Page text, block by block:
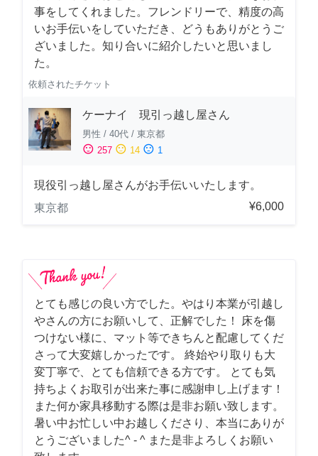
事をしてくれました。フレンドリーで、精度の高
いお手伝いをしていただき、どうもありがとうご
ざいました。知り合いに紹介したいと思いまし
た。
依頼されたチケット
ケーナイ 現引っ越し屋さん
男性 / 40代 / 東京都
sentiment_satisfied 257 sentiment_neutral 14 sentiment_dissatisfied 1
現役引っ越し屋さんがお手伝いいたします。
東京都
¥6,000
とても感じの良い方でした。やはり本業が引越し
やさんの方にお願いして、正解でした！ 床を傷
つけない様に、マット等できちんと配慮してくだ
さって大変嬉しかったです。 終始やり取りも大
変丁寧で、とても信頼できる方です。 とても気
持ちよくお取引が出来た事に感謝申し上げます！
また何か家具移動する際は是非お願い致します。
暑い中お忙しい中お越しくださり、本当にありが
とうございました^ - ^ また是非よろしくお願い